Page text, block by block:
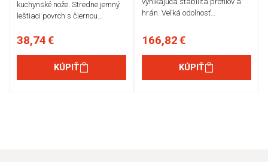
kuchynské nože. Stredne jemný
leštiaci povrch s čiernou…
38,74 €
KÚPIŤ
hrán. Veľká odolnosť…
166,82 €
KÚPIŤ